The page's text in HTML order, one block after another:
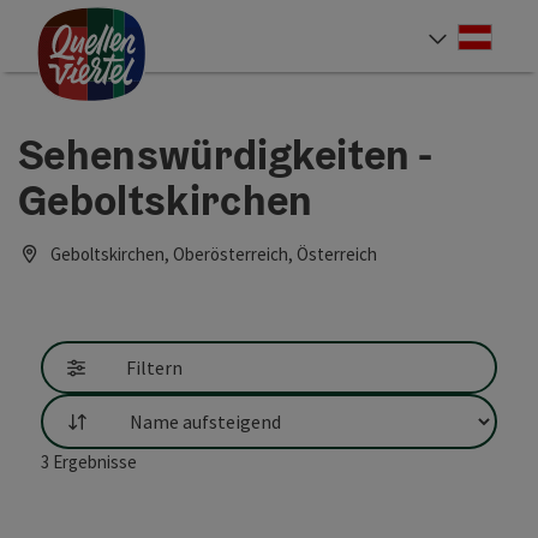
Zum Inhalt
Zur Navigation
Zum Seitenanfang
Sehenswürdigkeiten -
Geboltskirchen
Geboltskirchen, Oberösterreich, Österreich
Filtern
Sortierung
3 Ergebnisse